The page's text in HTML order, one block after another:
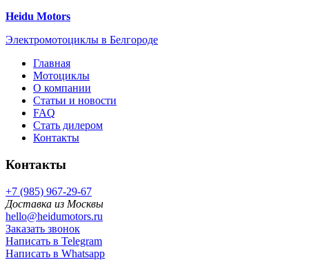
Heidu Motors
Электромотоциклы в Белгороде
Главная
Мотоциклы
О компании
Статьи и новости
FAQ
Стать дилером
Контакты
Контакты
+7 (985) 967-29-67
Доставка из Москвы
hello@heidumotors.ru
Заказать звонок
Написать в Telegram
Написать в Whatsapp